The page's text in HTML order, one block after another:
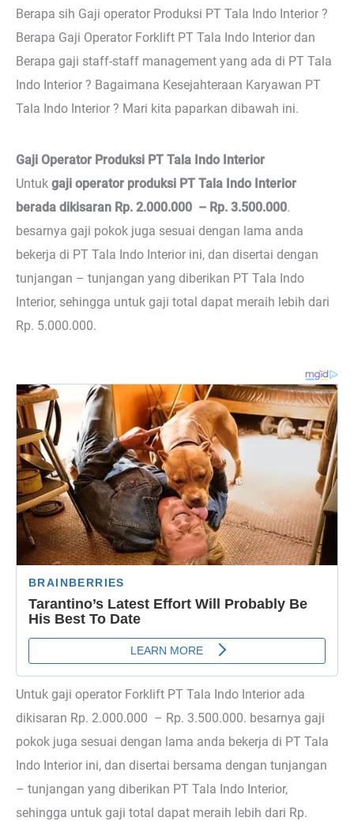
Berapa sih Gaji operator Produksi PT Tala Indo Interior ?
Berapa Gaji Operator Forklift PT Tala Indo Interior dan
Berapa gaji staff-staff management yang ada di PT Tala
Indo Interior ? Bagaimana Kesejahteraan Karyawan PT
Tala Indo Interior ? Mari kita paparkan dibawah ini.
Gaji Operator Produksi PT Tala Indo Interior
Untuk gaji operator produksi PT Tala Indo Interior
berada dikisaran Rp. 2.000.000 – Rp. 3.500.000.
besarnya gaji pokok juga sesuai dengan lama anda
bekerja di PT Tala Indo Interior ini, dan disertai dengan
tunjangan – tunjangan yang diberikan PT Tala Indo
Interior, sehingga untuk gaji total dapat meraih lebih dari
Rp. 5.000.000.
Untuk gaji operator Forklift PT Tala Indo Interior ada
dikisaran Rp. 2.000.000 – Rp. 3.500.000. besarnya gaji
pokok juga sesuai dengan lama anda bekerja di PT Tala
Indo Interior ini, dan disertai bersama dengan tunjangan
– tunjangan yang diberikan PT Tala Indo Interior,
sehingga untuk gaji total dapat meraih lebih dari Rp.